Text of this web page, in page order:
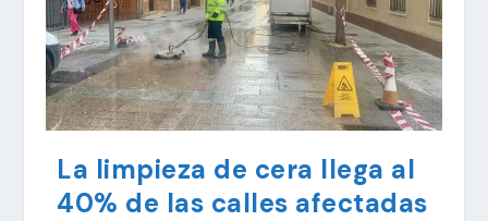
La limpieza de cera llega al
40% de las calles afectadas